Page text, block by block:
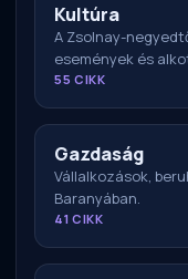
Kultúra
A Zsolnay-
események és
55 CIKK
Gazdaság
Vállalkozások,
Baranyában.
41 CIKK